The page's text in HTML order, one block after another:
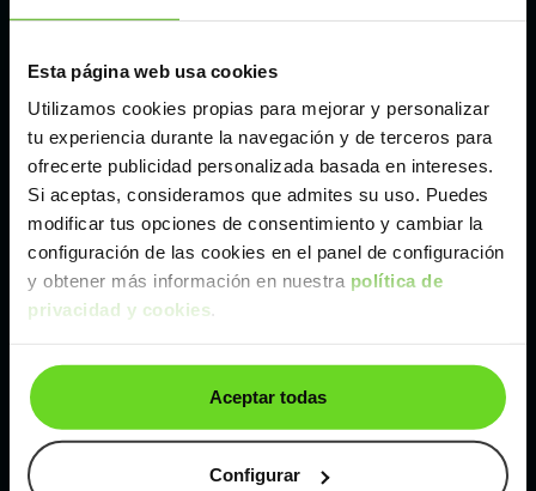
Esta página web usa cookies
Utilizamos cookies propias para mejorar y personalizar
tu experiencia durante la navegación y de terceros para
ofrecerte publicidad personalizada basada en intereses.
Si aceptas, consideramos que admites su uso. Puedes
modificar tus opciones de consentimiento y cambiar la
configuración de las cookies en el panel de configuración
y obtener más información en nuestra política de
privacidad y cookies.
Aceptar todas
Configurar
Málaga
Valencia
Zaragoza
Ver Toyota Corolla de segunda mano y ocasión
Coches de segunda mano y ocasión por
localización
Coches de segunda mano y ocasiónALBACETE